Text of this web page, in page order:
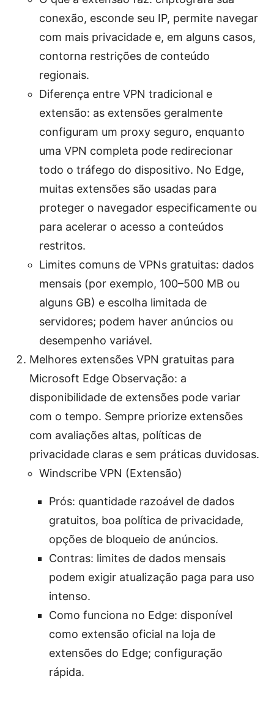
conexão, esconde seu IP, permite navegar
com mais privacidade e, em alguns casos,
contorna restrições de conteúdo
regionais.
Diferença entre VPN tradicional e
extensão: as extensões geralmente
configuram um proxy seguro, enquanto
uma VPN completa pode redirecionar
todo o tráfego do dispositivo. No Edge,
muitas extensões são usadas para
proteger o navegador especificamente ou
para acelerar o acesso a conteúdos
restritos.
Limites comuns de VPNs gratuitas: dados
mensais (por exemplo, 100–500 MB ou
alguns GB) e escolha limitada de
servidores; podem haver anúncios ou
desempenho variável.
Melhores extensões VPN gratuitas para
Microsoft Edge Observação: a
disponibilidade de extensões pode variar
com o tempo. Sempre priorize extensões
com avaliações altas, políticas de
privacidade claras e sem práticas duvidosas.
Windscribe VPN (Extensão)
Prós: quantidade razoável de dados
gratuitos, boa política de privacidade,
opções de bloqueio de anúncios.
Contras: limites de dados mensais
podem exigir atualização paga para uso
intenso.
Como funciona no Edge: disponível
como extensão oficial na loja de
extensões do Edge; configuração
rápida.